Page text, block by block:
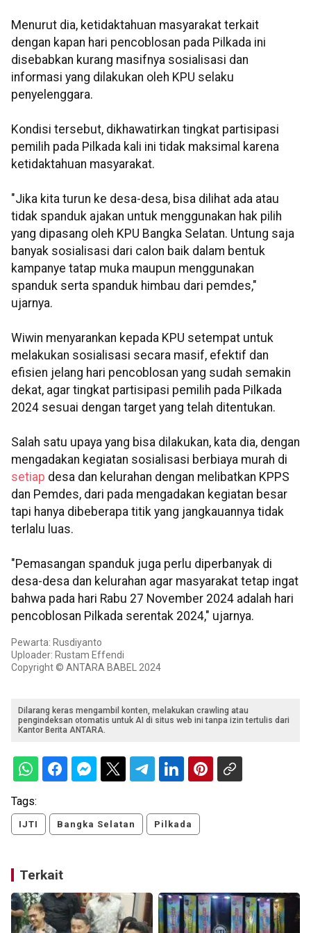
Menurut dia, ketidaktahuan masyarakat terkait
dengan kapan hari pencoblosan pada Pilkada ini
disebabkan kurang masifnya sosialisasi dan
informasi yang dilakukan oleh KPU selaku
penyelenggara.
Kondisi tersebut, dikhawatirkan tingkat partisipasi
pemilih pada Pilkada kali ini tidak maksimal karena
ketidaktahuan masyarakat.
"Jika kita turun ke desa-desa, bisa dilihat ada atau
tidak spanduk ajakan untuk menggunakan hak pilih
yang dipasang oleh KPU Bangka Selatan. Untung saja
banyak sosialisasi dari calon baik dalam bentuk
kampanye tatap muka maupun menggunakan
spanduk serta spanduk himbau dari pemdes,"
ujarnya.
Wiwin menyarankan kepada KPU setempat untuk
melakukan sosialisasi secara masif, efektif dan
efisien jelang hari pencoblosan yang sudah semakin
dekat, agar tingkat partisipasi pemilih pada Pilkada
2024 sesuai dengan target yang telah ditentukan.
Salah satu upaya yang bisa dilakukan, kata dia, dengan
mengadakan kegiatan sosialisasi berbiaya murah di
setiap desa dan kelurahan dengan melibatkan KPPS
dan Pemdes, dari pada mengadakan kegiatan besar
tapi hanya dibeberapa titik yang jangkauannya tidak
terlalu luas.
"Pemasangan spanduk juga perlu diperbanyak di
desa-desa dan kelurahan agar masyarakat tetap ingat
bahwa pada hari Rabu 27 November 2024 adalah hari
pencoblosan Pilkada serentak 2024," ujarnya.
Pewarta: Rusdiyanto
Uploader: Rustam Effendi
Copyright © ANTARA BABEL 2024
Dilarang keras mengambil konten, melakukan crawling atau
pengindeksan otomatis untuk AI di situs web ini tanpa izin tertulis dari
Kantor Berita ANTARA.
Tags:
IJTI Bangka Selatan Pilkada
Terkait